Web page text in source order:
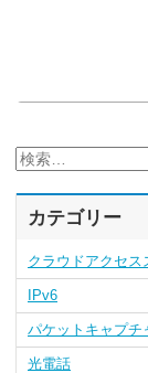
カテゴリー
クラウドアクセス
IPv6
パケットキャプチ
光電話